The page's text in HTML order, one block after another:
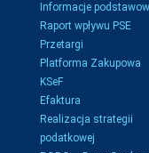
Informacje
Raport wpływu PSE
Przetargi
Platforma Zakupowa
KSeF
Efaktura
Realizacja strategii
podatkowej